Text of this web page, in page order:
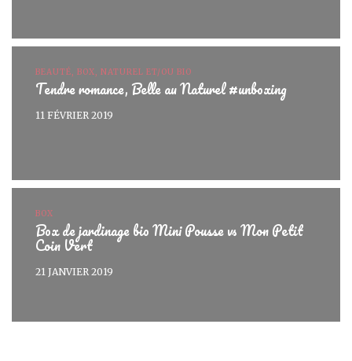
BEAUTÉ, BOX, NATUREL ET/OU BIO
Tendre romance, Belle au Naturel #unboxing
11 FÉVRIER 2019
BOX
Box de jardinage bio Mini Pousse vs Mon Petit
Coin Vert
21 JANVIER 2019